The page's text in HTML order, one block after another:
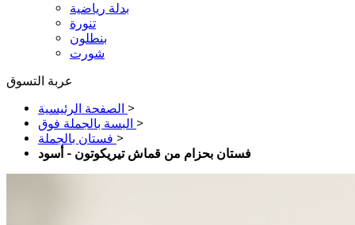
بدلة رياضية
تنورة
بنطلون
شورت
عربة التسوق
الصفحة الرئيسية >
البسة بالجملة فوق >
فستان بالجملة >
فستان بحزام من قماش تيريكوتون - أسود